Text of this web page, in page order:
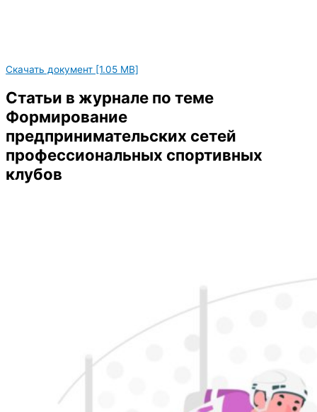
Скачать документ [1.05 MB]
Статьи в журнале по теме
Формирование
предпринимательских сетей
профессиональных спортивных
клубов